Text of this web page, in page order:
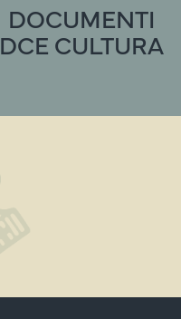
DOCUMENTI
DCE CULTURA